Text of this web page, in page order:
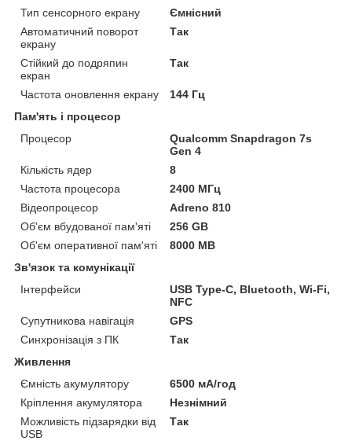
Тип сенсорного екрану
Ємнісний
Автоматичний поворот
екрану
Так
Стійкий до подряпин
екран
Так
Частота оновлення екрану
144 Гц
Пам'ять і процесор
Процесор
Qualcomm Snapdragon 7s
Gen 4
Кількість ядер
8
Частота процесора
2400 МГц
Відеопроцесор
Adreno 810
Об'єм вбудованої пам'яті
256 GB
Об'єм оперативної пам'яті
8000 MB
Зв'язок та комунікації
Інтерфейси
USB Type-C, Bluetooth, Wi-Fi,
NFC
Супутникова навігація
GPS
Синхронізація з ПК
Так
Живлення
Ємність акумулятору
6500 мА/год
Кріплення акумулятора
Незнімний
Можливість підзарядки від
USB
Так